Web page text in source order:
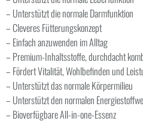
– Unterstützt die normale Darmfunktion
– Cleveres Fütterungskonzept
– Einfach anzuwenden im Alltag
– Premium-Inhaltsstoffe, durchdacht
– Fördert Vitalität, Wohlbefinden und
– Unterstützt das normale Körpermilieu
– Unterstützt den normalen
– Bioverfügbare All-in-one-Essenz